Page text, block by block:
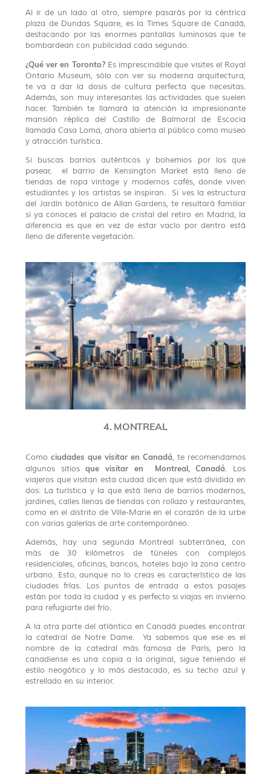
Al ir de un lado al otro, siempre pasarás por la céntrica
plaza de Dundas Square, es la Times Square de Canadá,
destacando por las enormes pantallas luminosas que te
bombardean con publicidad cada segundo.
¿Qué ver en Toronto?Es imprescindible que visites el Royal
Ontario Museum, sólo con ver su moderna arquitectura,
te va a dar la dosis de cultura perfecta que necesitas.
Además, son muy interesantes las actividades que suelen
hacer. También te llamará la atención la impresionante
mansión réplica del Castillo de Balmoral de Escocia
llamada Casa Loma, ahora abierta al público como museo
y atracción turística.
Si buscas barrios auténticos y bohemios por los que
pasear, el barrio de Kensington Market está lleno de
tiendas de ropa vintage y modernos cafés, donde viven
estudiantes y los artistas se inspiran. Si ves la estructura
del Jardín botánico de Allan Gardens, te resultará familiar
si ya conoces el palacio de cristal del retiro en Madrid, la
diferencia es que en vez de estar vacío por dentro está
lleno de diferente vegetación.
4. MONTREAL
Como ciudades que visitar en Canadá, te recomendamos
algunos sitiosque visitar en Montreal, Canadá. Los
viajeros que visitan esta ciudad dicen que está dividida en
dos: La turística y la que está llena de barrios modernos,
jardines, calles llenas de tiendas con rollazo y restaurantes,
como en el distrito de Ville-Marie en el corazón de la urbe
con varias galerías de arte contemporáneo.
Además, hay una segunda Montreal subterránea, con
más de 30 kilómetros de túneles con complejos
residenciales, oficinas, bancos, hoteles bajo la zona centro
urbano. Esto, aunque no lo creas es característico de las
ciudades frías. Los puntos de entrada a estos pasajes
están por toda la ciudad y es perfecto si viajas en invierno
para refugiarte del frío.
A la otra parte del atlántico en Canadá puedes encontrar
la catedral de Notre Dame. Ya sabemos que ese es el
nombre de la catedral más famosa de París, pero la
canadiense es una copia a la original, sigue teniendo el
estilo neogótico y lo más destacado, es su techo azul y
estrellado en su interior.